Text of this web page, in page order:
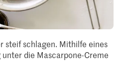
steif schlagen. Mithilfe eines
die Mascarpone-Creme